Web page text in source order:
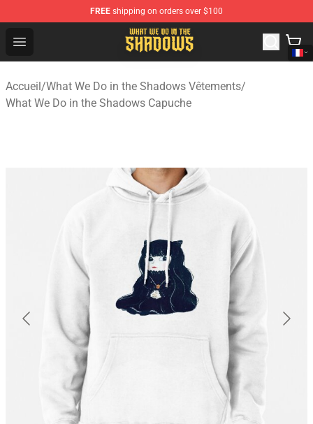
FREE shipping on orders over $100
Open menu
What We Do in the Shadows Shop - Official What We
Accueil/What We Do in the Shadows Vêtements/
What We Do in the Shadows Capuche